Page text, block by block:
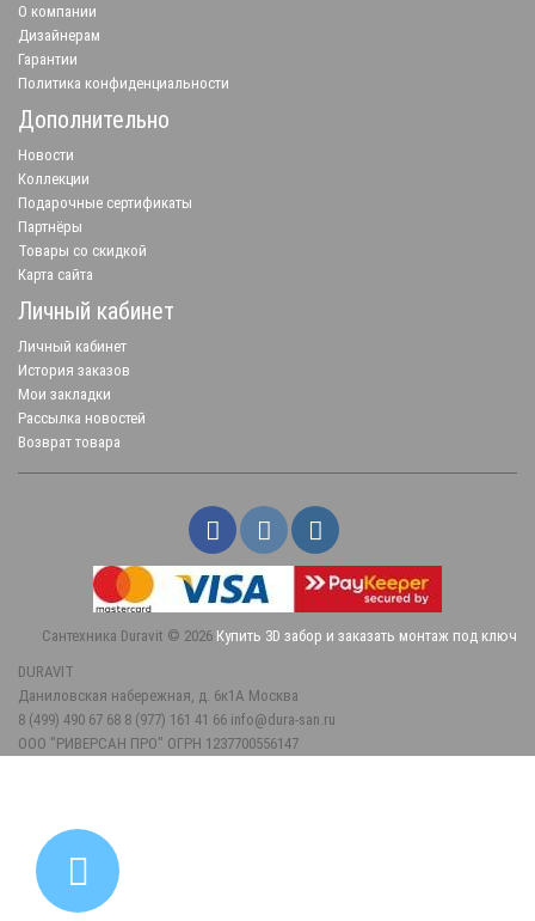
О компании
Дизайнерам
Гарантии
Политика конфиденциальности
Дополнительно
Новости
Коллекции
Подарочные сертификаты
Партнёры
Товары со скидкой
Карта сайта
Личный кабинет
Личный кабинет
История заказов
Мои закладки
Рассылка новостей
Возврат товара
Сантехника Duravit © 2026 Купить 3D забор и заказать монтаж под ключ
DURAVIT
Даниловская набережная, д. 6к1А Москва
8 (499) 490 67 68 8 (977) 161 41 66 info@dura-san.ru
ООО "РИВЕРСАН ПРО" ОГРН 1237700556147